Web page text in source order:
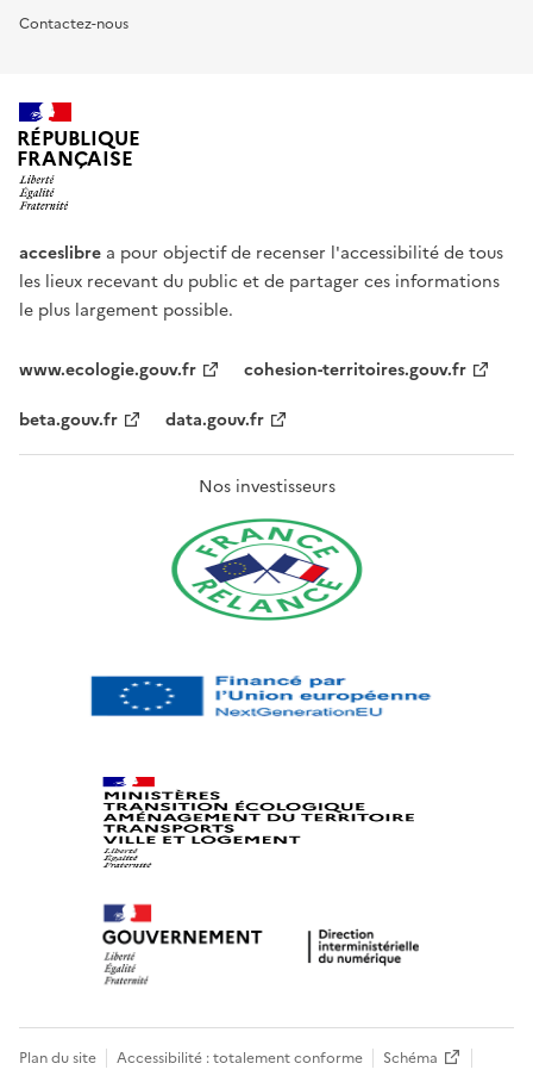
Contactez-nous
RÉPUBLIQUE
FRANÇAISE
acceslibre a pour objectif de recenser l'accessibilité de tous
les lieux recevant du public et de partager ces informations
le plus largement possible.
www.ecologie.gouv.fr
cohesion-territoires.gouv.fr
beta.gouv.fr
data.gouv.fr
Nos investisseurs
Plan du site Accessibilité : totalement conforme Schéma